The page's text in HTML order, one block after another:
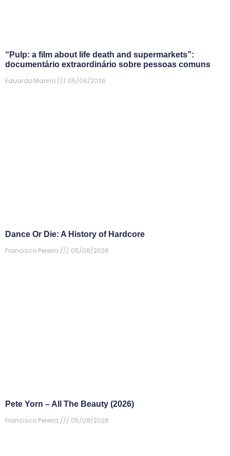
“Pulp: a film about life death and supermarkets”:
documentário extraordinário sobre pessoas comuns
Eduardo Marino
05/08/2026
Dance Or Die: A History of Hardcore
Francisco Pereira
05/08/2026
Pete Yorn – All The Beauty (2026)
Francisco Pereira
05/08/2026